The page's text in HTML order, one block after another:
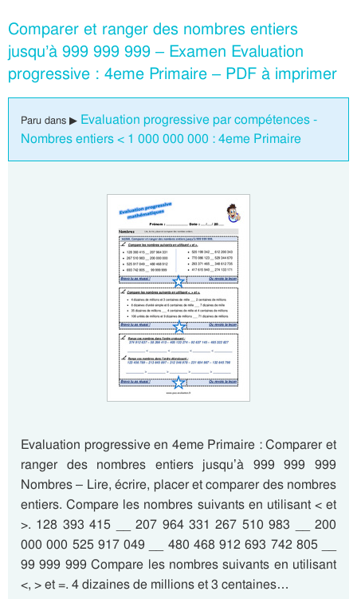
Comparer et ranger des nombres entiers
jusqu’à 999 999 999 – Examen Evaluation
progressive : 4eme Primaire – PDF à imprimer
Paru dans ▶ Evaluation progressive par compétences -
Nombres entiers < 1 000 000 000 : 4eme Primaire
Evaluation progressive en 4eme Primaire : Comparer et
ranger des nombres entiers jusqu’à 999 999 999
Nombres – Lire, écrire, placer et comparer des nombres
entiers. Compare les nombres suivants en utilisant < et
>. 128 393 415 __ 207 964 331 267 510 983 __ 200
000 000 525 917 049 __ 480 468 912 693 742 805 __
99 999 999 Compare les nombres suivants en utilisant
<, > et =. 4 dizaines de millions et 3 centaines…